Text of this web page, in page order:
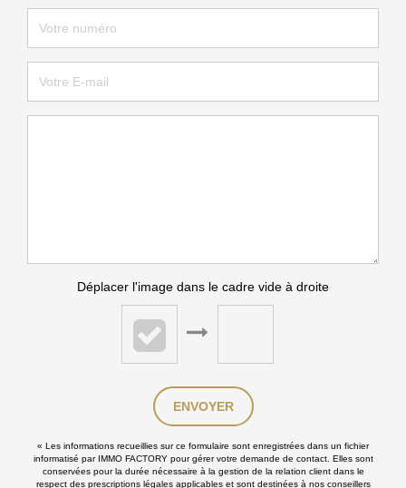
Déplacer l'image dans le cadre vide à droite
ENVOYER
« Les informations recueillies sur ce formulaire sont enregistrées dans un fichier
informatisé par IMMO FACTORY pour gérer votre demande de contact. Elles sont
conservées pour la durée nécessaire à la gestion de la relation client dans le
respect des prescriptions légales applicables et sont destinées à nos conseillers